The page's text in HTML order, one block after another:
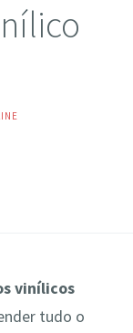
vinílicos
tudo o